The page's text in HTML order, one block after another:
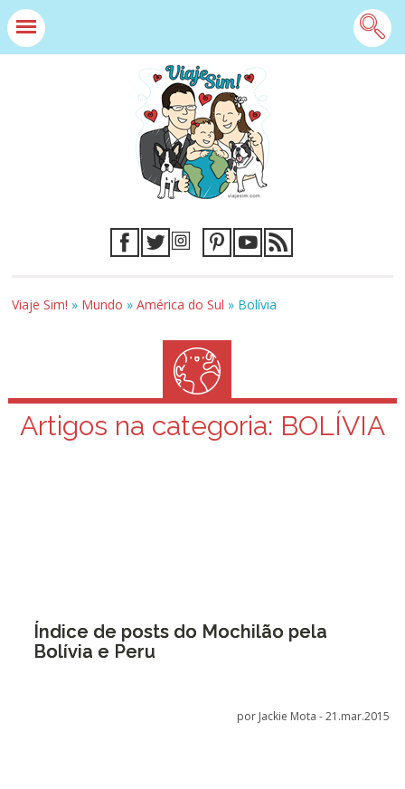
Viaje Sim! » Mundo »América do Sul » Bolívia
Artigos na categoria: BOLÍVIA
Índice de posts do Mochilão pela
Bolívia e Peru
por Jackie Mota -21.mar.2015